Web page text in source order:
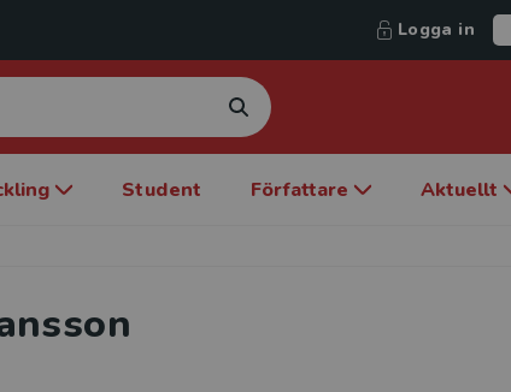
Logga in
Student Författare Aktuellt